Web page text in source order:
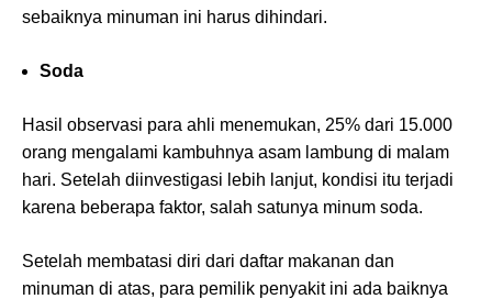
sebaiknya minuman ini harus dihindari.
Soda
Hasil observasi para ahli menemukan, 25% dari 15.000
orang mengalami kambuhnya asam lambung di malam
hari. Setelah diinvestigasi lebih lanjut, kondisi itu terjadi
karena beberapa faktor, salah satunya minum soda.
Setelah membatasi diri dari daftar makanan dan
minuman di atas, para pemilik penyakit ini ada baiknya